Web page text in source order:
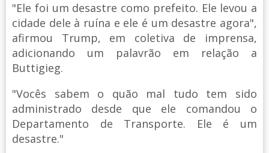
"Ele foi um desastre como prefeito. Ele levou a
cidade dele à ruína e ele é um desastre agora",
afirmou Trump, em coletiva de imprensa,
adicionando um palavrão em relação a
Buttigieg.
"Vocês sabem o quão mal tudo tem sido
administrado desde que ele comandou o
Departamento de Transporte. Ele é um
desastre."